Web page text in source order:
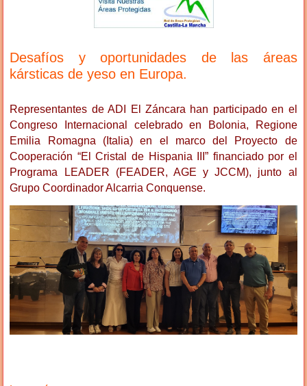
Desafíos y oportunidades de las áreas
kársticas de yeso en Europa.
Representantes de ADI El Záncara han participado en el
Congreso Internacional celebrado en Bolonia, Regione
Emilia Romagna (Italia) en el marco del Proyecto de
Cooperación “El Cristal de Hispania III” financiado por el
Programa LEADER (FEADER, AGE y JCCM), junto al
Grupo Coordinador Alcarria Conquense.